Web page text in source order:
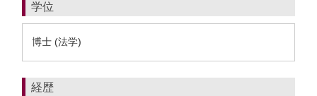
学位
博士 (法学)
経歴